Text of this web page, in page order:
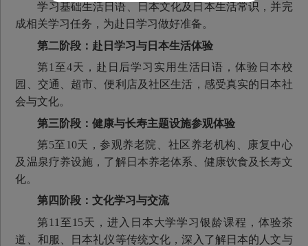
学习基础生活日语、日本文化及日本生活常识，并完
成相关学习任务，为赴日学习做好准备。
第二阶段：赴日学习与日本生活体验
第1至4天，赴日后学习实用生活日语，体验日本校
园、交通、超市、便利店及社区生活，感受真实的日本社
会与文化。
第三阶段：健康与长寿主题设施参观体验
第5至10天，参观养老院、社区养老机构、康复中心
及温泉疗养设施，了解日本养老体系、健康饮食及长寿文
化。
第四阶段：文化学习与交流
第11至15天，进入日本大学学习银龄课程，体验茶
道、和服、日本礼仪等传统文化，深入了解日本的人文与